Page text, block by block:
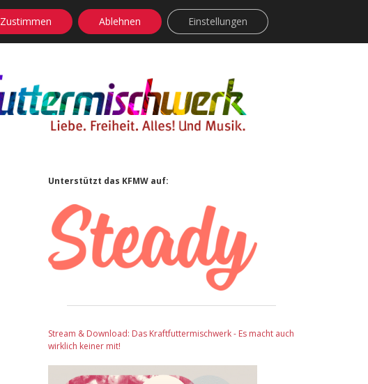
facebook
instagram
rss soundcloud
vimeoBluesky
Sidebar
Unterstützt das KFMW auf:
Stream & Download: Das Kraftfuttermischwerk - Es macht auch
wirklich keiner mit!
Zustimmen Ablehnen Einstellungen